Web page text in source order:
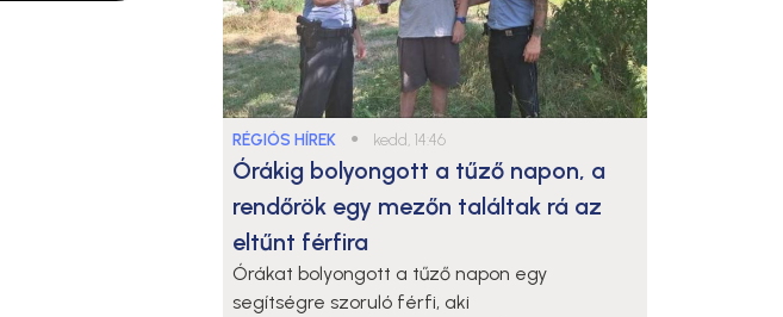
RÉGIÓS HÍREK ● kedd, 14:46
Órákig bolyongott a tűző napon, a
rendőrök egy mezőn találtak rá az
eltűnt férfira
Órákat bolyongott a tűző napon egy
segítségre szoruló férfi, aki